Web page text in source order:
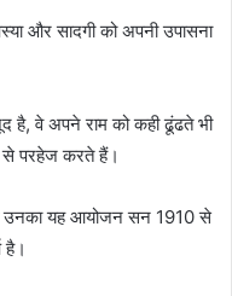
और सादगी को अपनी उपासना
है, वे अपने राम को कही ढूंढते भी
से परहेज करते हैं।
उनका यह आयोजन सन 1910 से
है।